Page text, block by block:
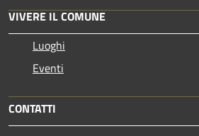
VIVERE IL COMUNE
Luoghi
Eventi
CONTATTI